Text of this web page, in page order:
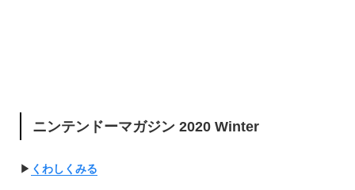
ニンテンドーマガジン 2020 Winter
▶︎ くわしくみる